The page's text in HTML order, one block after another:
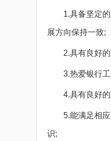
1.具备坚定的
展方向保持一致;
2.具有良好的
3.热爱银行工
4.具有良好的
5.能满足相应
识;